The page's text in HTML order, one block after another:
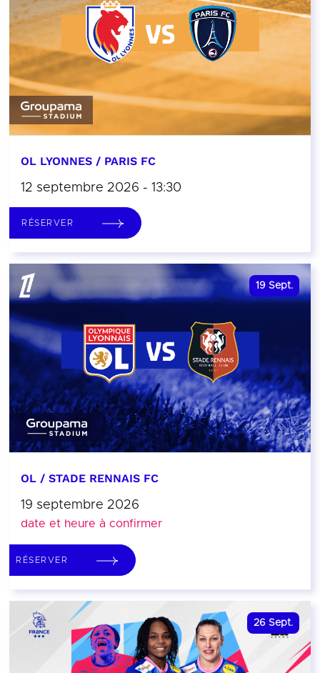
OL LYONNES / PARIS FC
12 septembre 2026 - 13:30
RÉSERVER
19 Sept.
OL / STADE RENNAIS FC
19 septembre 2026
date et heure à confirmer
RÉSERVER
26 Sept.